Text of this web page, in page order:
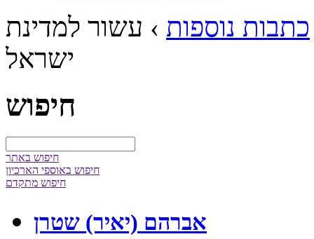
כתבות נוספות › עשור למדינת
ישראל
חיפוש
חיפוש באתר
חיפוש באוספי הארכיון
חיפוש מתקדם
אברהם (יאיר) שטרן